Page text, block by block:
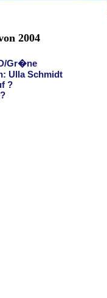
2004
Gr�ne
Ulla Schmidt
?